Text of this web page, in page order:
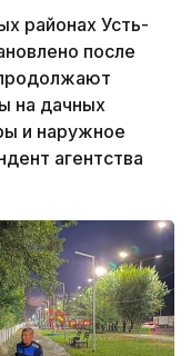
районах Усть-
после
на дачных
и наружное
агентства